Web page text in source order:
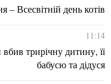
– Всесвітній день котів
11:14
трирічну дитину, її
бабусю та дідуся